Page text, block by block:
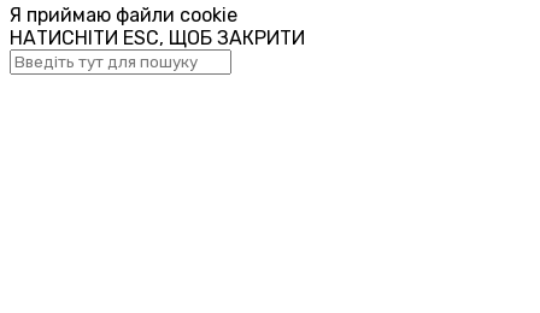
Я приймаю файли cookie
НАТИСНІТИ ESC, ЩОБ ЗАКРИТИ